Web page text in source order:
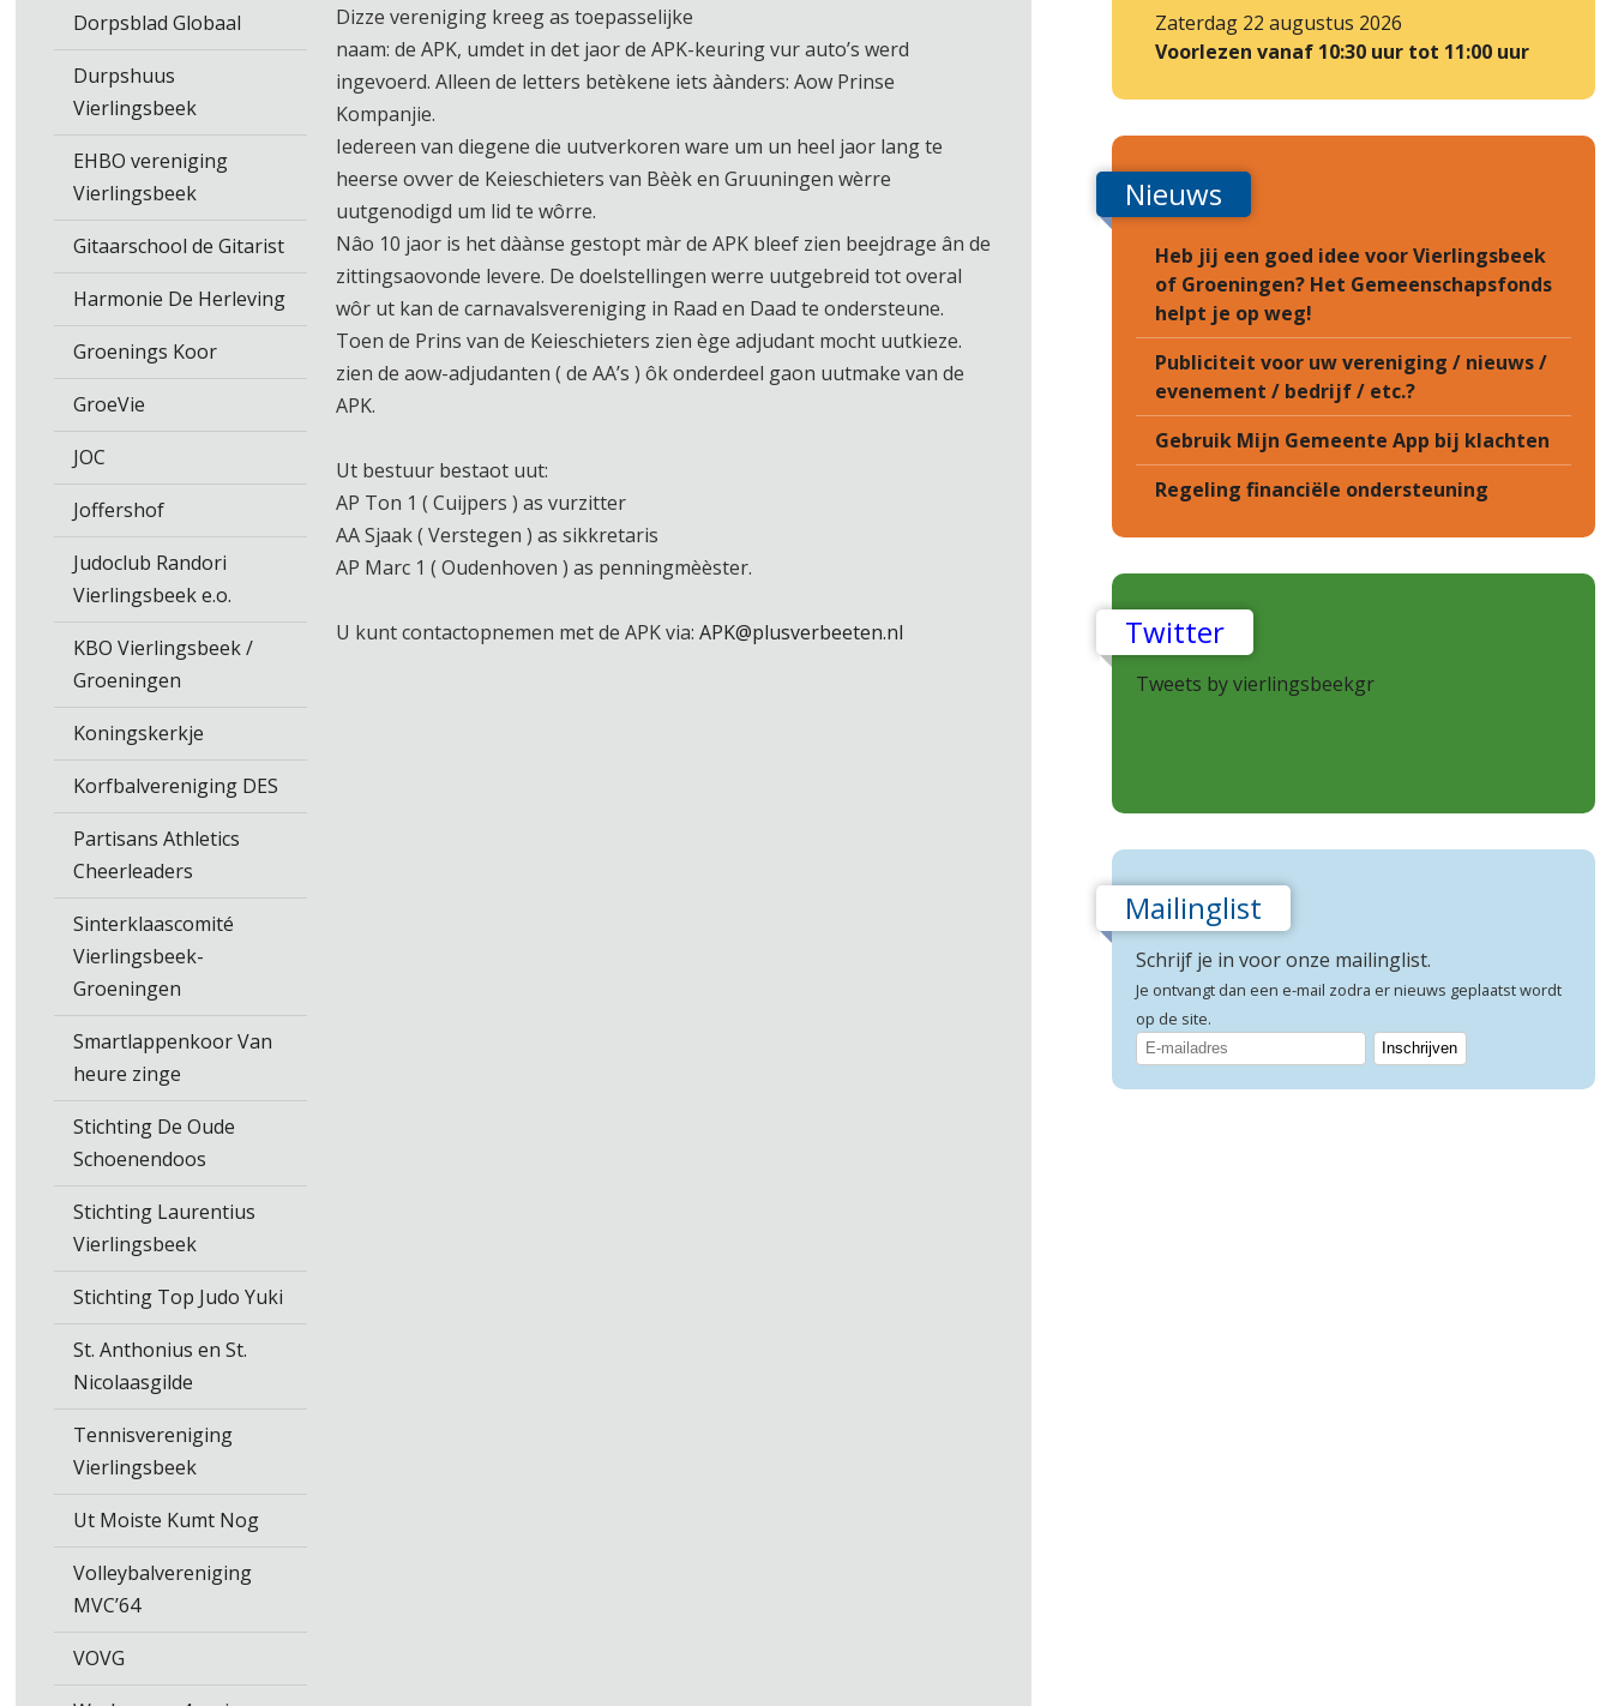
Dorpsblad Globaal
Durpshuus
Vierlingsbeek
EHBO vereniging
Vierlingsbeek
Gitaarschool de Gitarist
Harmonie De Herleving
Groenings Koor
GroeVie
JOC
Joffershof
Judoclub Randori
Vierlingsbeek e.o.
KBO Vierlingsbeek /
Groeningen
Koningskerkje
Korfbalvereniging DES
Partisans Athletics
Cheerleaders
Sinterklaascomité
Vierlingsbeek-
Groeningen
Smartlappenkoor Van
heure zinge
Stichting De Oude
Schoenendoos
Stichting Laurentius
Vierlingsbeek
Stichting Top Judo Yuki
St. Anthonius en St.
Nicolaasgilde
Tennisvereniging
Vierlingsbeek
Ut Moiste Kumt Nog
Volleybalvereniging
MVC’64
VOVG
Dizze vereniging kreeg as toepasselijke
naam: de APK, umdet in det jaor de APK-keuring vur auto’s werd
ingevoerd. Alleen de letters betèkene iets àànders: Aow Prinse
Kompanjie.
Iedereen van diegene die uutverkoren ware um un heel jaor lang te
heerse ovver de Keieschieters van Bèèk en Gruuningen wèrre
uutgenodigd um lid te wôrre.
Nâo 10 jaor is het dàànse gestopt màr de APK bleef zien beejdrage ân de
zittingsaovonde levere. De doelstellingen werre uutgebreid tot overal
wôr ut kan de carnavalsvereniging in Raad en Daad te ondersteune.
Toen de Prins van de Keieschieters zien ège adjudant mocht uutkieze.
zien de aow-adjudanten ( de AA’s ) ôk onderdeel gaon uutmake van de
APK.
Ut bestuur bestaot uut:
AP Ton 1 ( Cuijpers ) as vurzitter
AA Sjaak ( Verstegen ) as sikkretaris
AP Marc 1 ( Oudenhoven ) as penningmèèster.
U kunt contactopnemen met de APK via: APK@plusverbeeten.nl
Zaterdag 22 augustus 2026
Voorlezen vanaf 10:30 uur tot 11:00 uur
Nieuws
Heb jij een goed idee voor Vierlingsbeek
of Groeningen? Het Gemeenschapsfonds
helpt je op weg!
Publiciteit voor uw vereniging / nieuws /
evenement / bedrijf / etc.?
Gebruik Mijn Gemeente App bij klachten
Regeling financiële ondersteuning
Twitter
Tweets by vierlingsbeekgr
Mailinglist
Schrijf je in voor onze mailinglist.
Je ontvangt dan een e-mail zodra er nieuws geplaatst wordt
op de site.